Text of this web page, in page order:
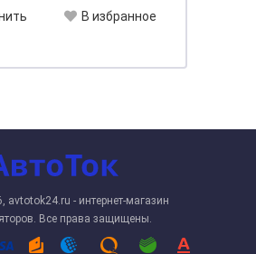
В избранное
avtotok24.ru - интернет-магазин
Все права защищены.